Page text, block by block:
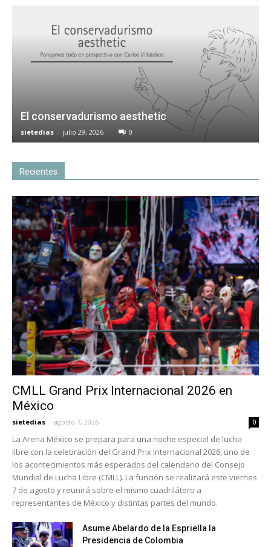
El conservadurismo aesthetic
sietedias - julio 29, 2026 0
Recientes
CMLL Grand Prix Internacional 2026 en
México
sietedias - agosto 7, 2026 0
La Arena México se prepara para una noche especial de lucha
libre con la celebración del Grand Prix Internacional 2026, uno de
los acontecimientos más esperados del calendario del Consejo
Mundial de Lucha Libre (CMLL). La función se realizará este viernes
7 de agosto y reunirá sobre el mismo cuadrilátero a
representantes de México y distintas partes del mundo.
Asume Abelardo de la Espriella la
Presidencia de Colombia